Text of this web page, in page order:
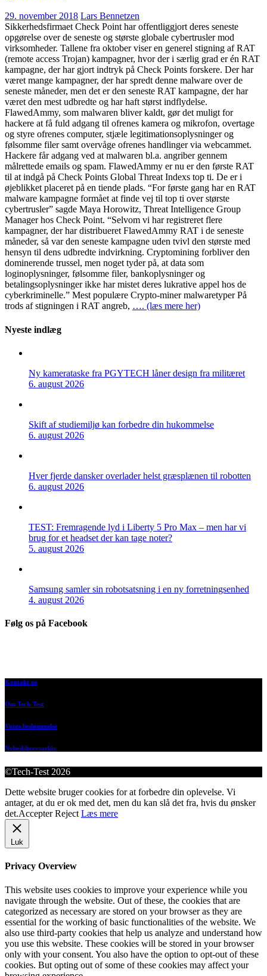
29. november 2018 Lars Bennetzen
Sikkerhedsfirmaet Check Point har offentliggjort deres seneste
opgørelse over de seneste og største globale cybertrusler mod
virksomheder. Tallene fra oktober viser en generel stigning af RAT
(remote access Trojan) kampagner, hvor der i særlig grad er én RAT
kampagne, der har gjort indtryk på Check Points forskere. Der har
været mange kampagner, der har spredt denne malware over de
seneste måneder, men det er den seneste RAT kampagne, der har
været den mest udbredte og har haft størst indflydelse.
FlawedAmmy, som malwaren bliver kaldt, gør det muligt for
hackere at få fuld adgang til ofrenes kamera og mikrofon, overtage
og styre ofrenes computer, stjæle legitimationsoplysninger og
følsomme filer samt overvåge ofrenes handlinger via webcammet.
Hackere får adgang ved at malwaren bl.a. angriber gennem
målrettede emails og spam. FlawedAmmy er nu er den første RAT
til at indgå på Check Points Global Threat Indexs top ti. De er i
øjeblikket placeret på en tiende plads. “For første gang har en RAT
malware kampagne formået at finde vej til top ti over største
cybertrusler” sagde Maya Horowitz, Threat Intelligence Group
Manager hos Check Point. “Selvom vi har registreret flere
kampagner, der har distribueret FlawedAmmy RAT i de seneste
måneder, så var den seneste kampagne uden tvivl den største med
hensyn til dens udbredte indvirkning. Cryptomining forbliver den
dominerende trussel, men noget tyder på, at data som
loginoplysninger, følsomme filer, bankoplysninger og
betalingsoplysninger ikke har mistet deres lukrative appel hos de
cyberkriminelle.” Mest populære Crypto-miner malwaretyper På
trods af stigningen i RAT angreb, …. (læs mere her)
Nyeste indlæg
Ny kamerataske fra PGYTECH låner design fra militæret
6. august 2026
Skift af studiemiljø kan forbedre din hukommelse
6. august 2026
Hver fjerde dansker overlader helst græsplænen til robotten
6. august 2026
TEST: Fremragende lyd i Liberty 5 Pro Max – men har vi
brug for et headset der kan tage noter?
5. august 2026
Samsung samler sin robotsatsning i en ny forretningsenhed
4. august 2026
Følg os på Facebook
Kontakt os
Om Tech-Test
Vores bedømmelse
Nyhedsbrevsarkiv
©Tech-Test 2026
Dette website bruger cookies for at forbedre din oplevelse. Vi
antager, at du er ok med det, men du kan slå det fra, hvis du ønsker
det.Accepter Reject Læs mere
Luk
Privacy Overview
This website uses cookies to improve your experience while you
navigate through the website. Out of these, the cookies that are
categorized as necessary are stored on your browser as they are
essential for the working of basic functionalities of the website. We
also use third-party cookies that help us analyze and understand how
you use this website. These cookies will be stored in your browser
only with your consent. You also have the option to opt-out of these
cookies. But opting out of some of these cookies may affect your